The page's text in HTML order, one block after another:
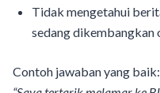
Tidak mengetahui
sedang dikembangkan
Contoh jawaban yang baik: